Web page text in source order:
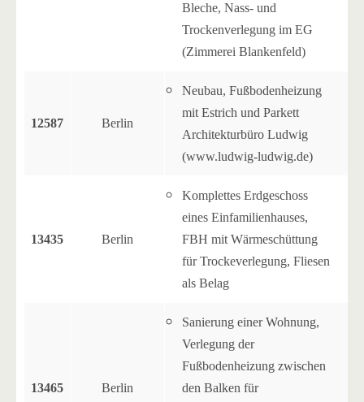
Bleche, Nass- und
Trockenverlegung im EG
(Zimmerei Blankenfeld)
12587 Berlin
Neubau, Fußbodenheizung
mit Estrich und Parkett
Architekturbüro Ludwig
(www.ludwig-ludwig.de)
13435 Berlin
Komplettes Erdgeschoss
eines Einfamilienhauses,
FBH mit Wärmeschüttung
für Trockeverlegung, Fliesen
als Belag
13465 Berlin
Sanierung einer Wohnung,
Verlegung der
Fußbodenheizung zwischen
den Balken für